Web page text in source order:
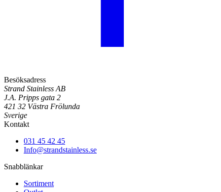
Besöksadress
Strand Stainless AB
J.A. Pripps gata 2
421 32 Västra Frölunda
Sverige
Kontakt
031 45 42 45
Info@strandstainless.se
Snabblänkar
Sortiment